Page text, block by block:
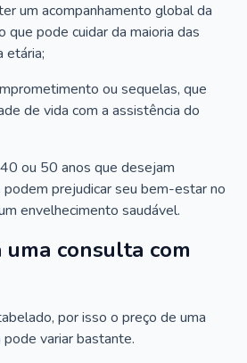
um acompanhamento global da
que pode cuidar da maioria das
etária;
ou sequelas, que
de vida com a assistência do
ou 50 anos que desejam
prejudicar seu bem-estar no
envelhecimento saudável.
uma consulta com
por isso o preço de uma
variar bastante.